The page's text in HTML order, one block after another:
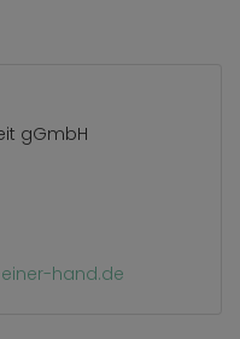
gGmbH
hand.de